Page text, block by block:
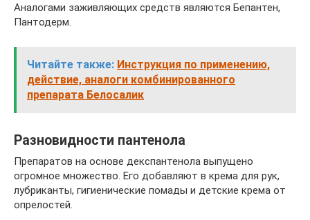
Аналогами заживляющих средств являются Бепантен,
Пантодерм.
Читайте также: Инструкция по применению,
действие, аналоги комбинированного
препарата Белосалик
Разновидности пантенола
Препаратов на основе декспантенола выпущено
огромное множество. Его добавляют в крема для рук,
лубриканты, гигиенические помады и детские крема от
опрелостей.